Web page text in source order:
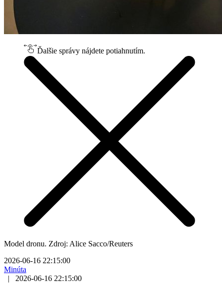
Ďalšie správy nájdete potiahnutím.
Model dronu. Zdroj: Alice Sacco/Reuters
2026-06-16 22:15:00
Minúta
|
2026-06-16 22:15:00